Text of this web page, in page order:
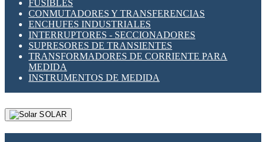
FUSIBLES
CONMUTADORES Y TRANSFERENCIAS
ENCHUFES INDUSTRIALES
INTERRUPTORES - SECCIONADORES
SUPRESORES DE TRANSIENTES
TRANSFORMADORES DE CORRIENTE PARA
MEDIDA
INSTRUMENTOS DE MEDIDA
SOLAR